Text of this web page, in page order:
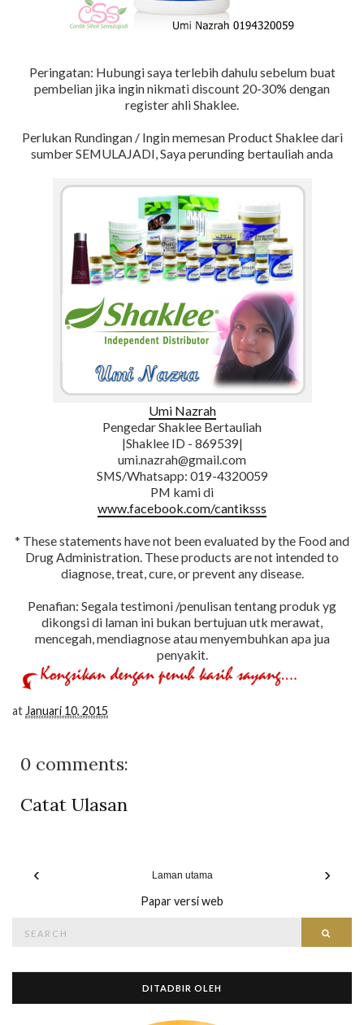
Peringatan: Hubungi saya terlebih dahulu sebelum buat
pembelian jika ingin nikmati discount 20-30% dengan
register ahli Shaklee.
Perlukan Rundingan / Ingin memesan Product Shaklee dari
sumber SEMULAJADI, Saya perunding bertauliah anda
Umi Nazrah
Pengedar Shaklee Bertauliah
|Shaklee ID - 869539|
umi.nazrah@gmail.com
SMS/Whatsapp: 019-4320059
PM kami di
www.facebook.com/cantiksss
* These statements have not been evaluated by the Food and
Drug Administration. These products are not intended to
diagnose, treat, cure, or prevent any disease.
Penafian: Segala testimoni /penulisan tentang produk yg
dikongsi di laman ini bukan bertujuan utk merawat,
mencegah, mendiagnose atau menyembuhkan apa jua
penyakit.
at Januari 10, 2015
0 comments:
Catat Ulasan
‹ ›
Laman utama
Papar versi web
for:
DITADBIR OLEH